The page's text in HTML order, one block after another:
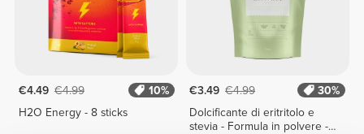
€4.49 €4.99
10%
H2O Energy - 8 sticks
€3.49 €4.99
30%
Dolcificante di eritritolo e
stevia - Formula in polvere -